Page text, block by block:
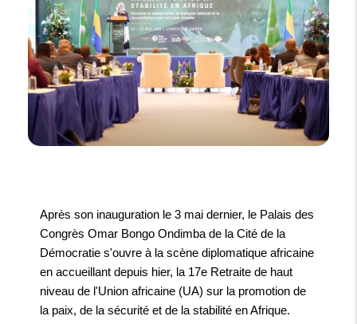
Après son inauguration le 3 mai dernier, le Palais des
Congrès Omar Bongo Ondimba de la Cité de la
Démocratie s'ouvre à la scène diplomatique africaine
en accueillant depuis hier, la 17e Retraite de haut
niveau de l'Union africaine (UA) sur la promotion de
la paix, de la sécurité et de la stabilité en Afrique.